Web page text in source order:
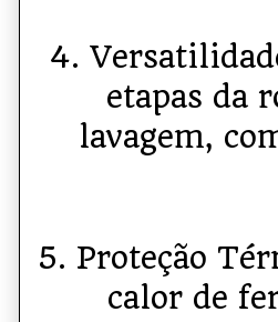
4.
etapas da
lavagem,
5. Proteção
calor de